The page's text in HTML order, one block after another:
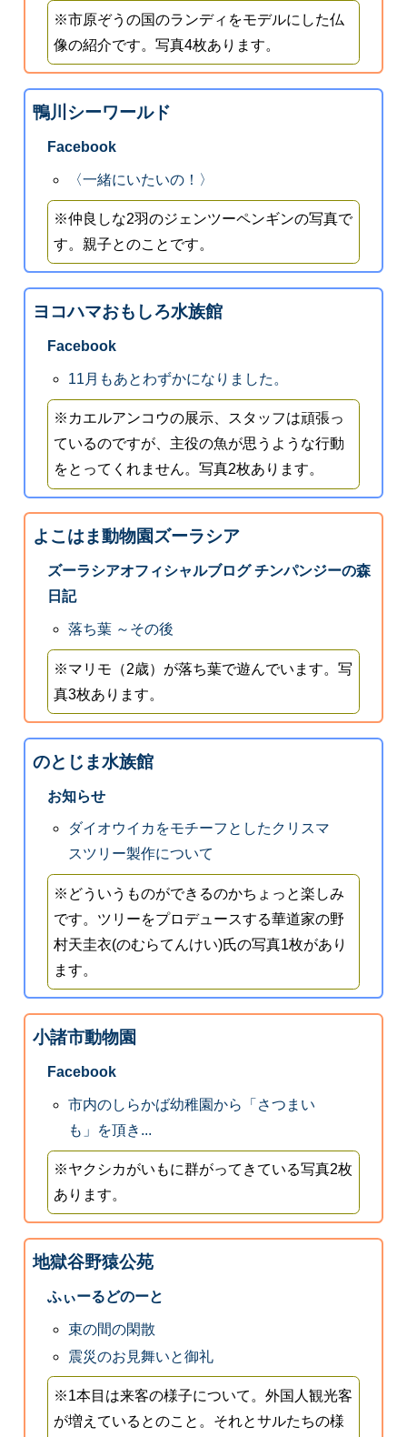
※市原ぞうの国のランディをモデルにした仏
像の紹介です。写真4枚あります。
鴨川シーワールド
Facebook
〈一緒にいたいの！〉
※仲良しな2羽のジェンツーペンギンの写真で
す。親子とのことです。
ヨコハマおもしろ水族館
Facebook
11月もあとわずかになりました。
※カエルアンコウの展示、スタッフは頑張っ
ているのですが、主役の魚が思うような行動
をとってくれません。写真2枚あります。
よこはま動物園ズーラシア
ズーラシアオフィシャルブログ チンパンジーの森
日記
落ち葉 ～その後
※マリモ（2歳）が落ち葉で遊んでいます。写
真3枚あります。
のとじま水族館
お知らせ
ダイオウイカをモチーフとしたクリスマ
スツリー製作について
※どういうものができるのかちょっと楽しみ
です。ツリーをプロデュースする華道家の野
村天圭衣(のむらてんけい)氏の写真1枚があり
ます。
小諸市動物園
Facebook
市内のしらかば幼稚園から「さつまい
も」を頂き...
※ヤクシカがいもに群がってきている写真2枚
あります。
地獄谷野猿公苑
ふぃーるどのーと
束の間の閑散
震災のお見舞いと御礼
※1本目は来客の様子について。外国人観光客
が増えているとのこと。それとサルたちの様